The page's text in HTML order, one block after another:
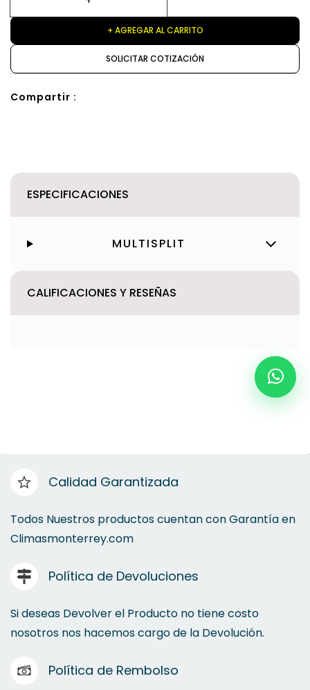
+ AGREGAR AL CARRITO
SOLICITAR COTIZACIÓN
Compartir :
ESPECIFICACIONES
MULTISPLIT
CALIFICACIONES Y RESEÑAS
Calidad Garantizada
Todos Nuestros productos cuentan con Garantía en
Climasmonterrey.com
Política de Devoluciones
Si deseas Devolver el Producto no tiene costo
nosotros nos hacemos cargo de la Devolución.
Política de Rembolso